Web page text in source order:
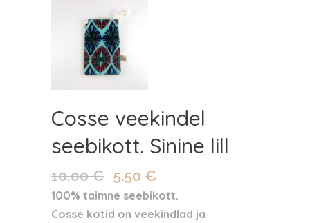
Cosse veekindel
seebikott. Sinine lill
10.00€
Algne
hind
oli:
5.50 €
hind
on:
100% taimne seebikott.
Cosse kotid on veekindlad ja